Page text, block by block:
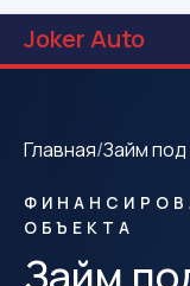
JokerAuto
Главная/Займ
ОБЪЕКТА